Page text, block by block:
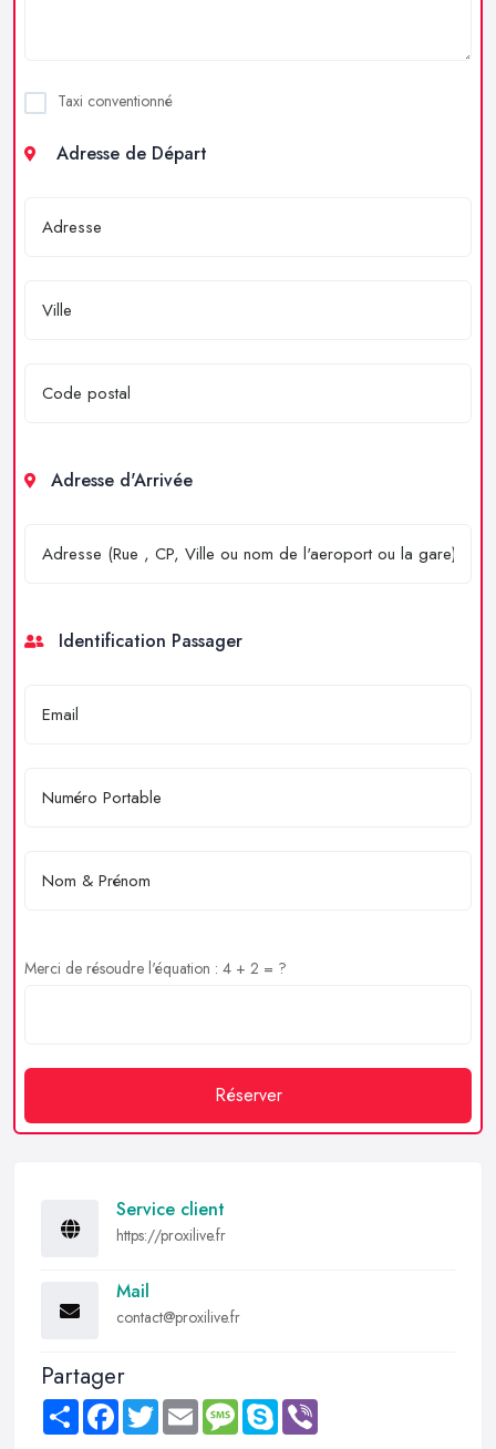
Taxi conventionné
Adresse de Départ
Adresse d'Arrivée
Identification Passager
Merci de résoudre l'équation : 4 + 2 = ?
Réserver
Service client
https://proxilive.fr
Mail
contact@proxilive.fr
Partager
Share FacebookTwitter Email MessageSkype